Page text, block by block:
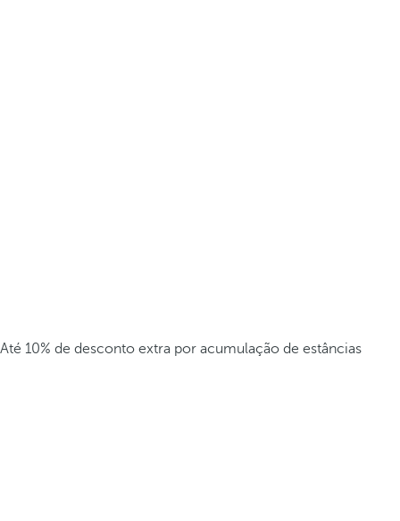
Até 10% de desconto extra por acumulação de estâncias